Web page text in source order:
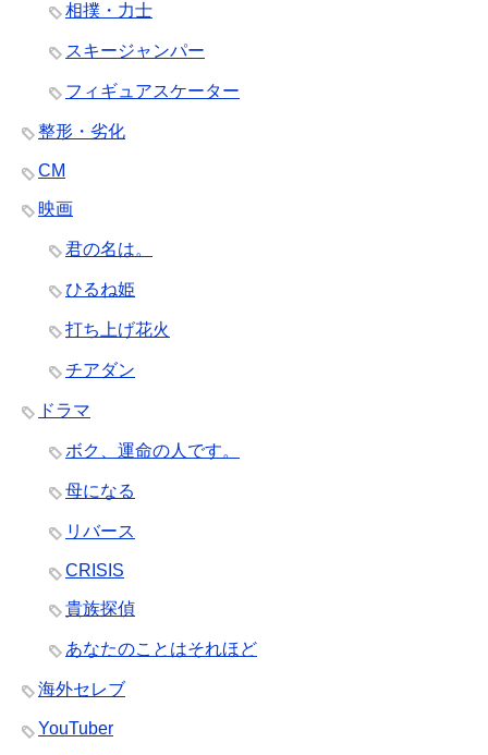
相撲・力士
スキージャンパー
フィギュアスケーター
整形・劣化
CM
映画
君の名は。
ひるね姫
打ち上げ花火
チアダン
ドラマ
ボク、運命の人です。
母になる
リバース
CRISIS
貴族探偵
あなたのことはそれほど
海外セレブ
YouTuber